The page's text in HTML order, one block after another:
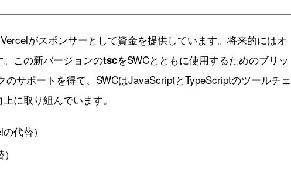
がスポンサーとして資金を提供しています。将来的にはオ
この新バージョンのtscをSWCとともに使用するためのブリッ
のサポートを得て、SWCはJavaScriptとTypeScriptのツールチェ
に取り組んでいます。
代替）